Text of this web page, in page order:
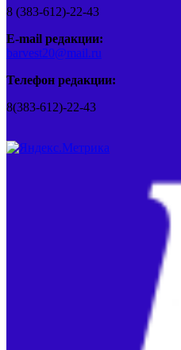
8 (383-612)-22-43
E-mail редакции:
barvest20@mail.ru
Телефон редакции:
8(383-612)-22-43